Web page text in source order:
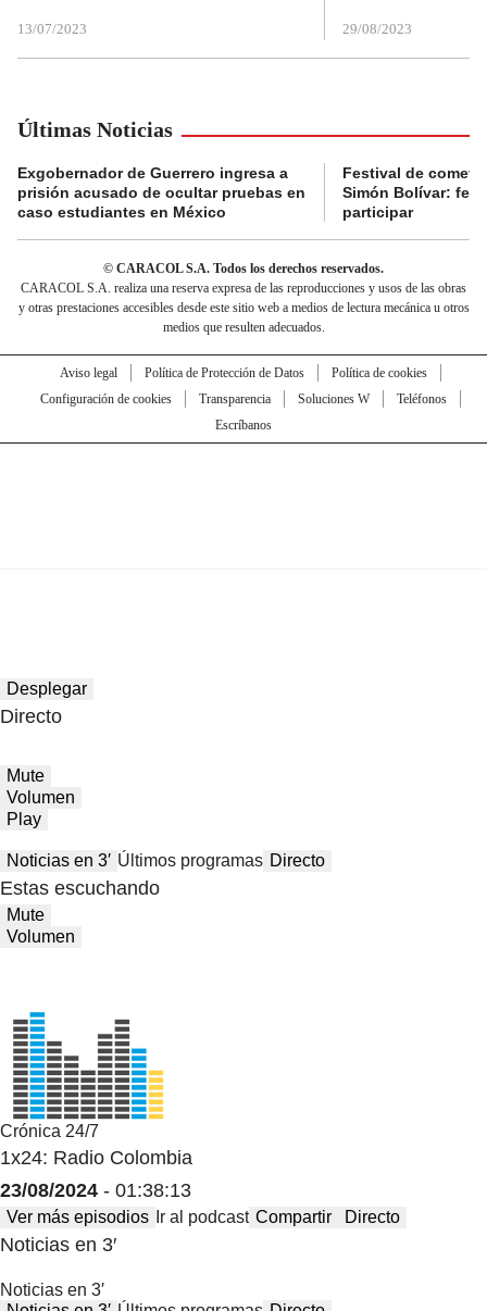
13/07/2023 29/08/2023
Últimas Noticias
Exgobernador de Guerrero ingresa a
prisión acusado de ocultar pruebas en
caso estudiantes en México
Festival de
Simón Bolívar:
participar
© CARACOL S.A. Todos los derechos reservados.
CARACOL S.A. realiza una reserva expresa de las reproducciones y usos de las obras
y otras prestaciones accesibles desde este sitio web a medios de lectura mecánica u otros
medios que resulten adecuados.
Aviso legal Política de Protección de Datos
Política de cookies
Configuración de cookies
Transparencia Soluciones W
Teléfonos
Escríbanos
Desplegar
Directo
Mute
Volumen
Play
Noticias en 3′ Últimos programas Directo
Estas escuchando
Mute
Volumen
Crónica 24/7
1x24: Radio Colombia
23/08/2024 - 01:38:13
Ver más episodios Ir al podcast Compartir Directo
Noticias en 3′
Noticias en 3′